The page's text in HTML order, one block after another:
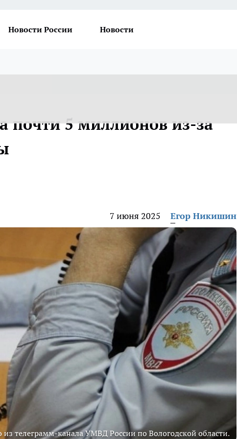
Новости России Новости
почти 5 миллионов из-за
7 июня 2025 Егор Никишин
из телеграмм-канала УМВД России по Вологодской области.